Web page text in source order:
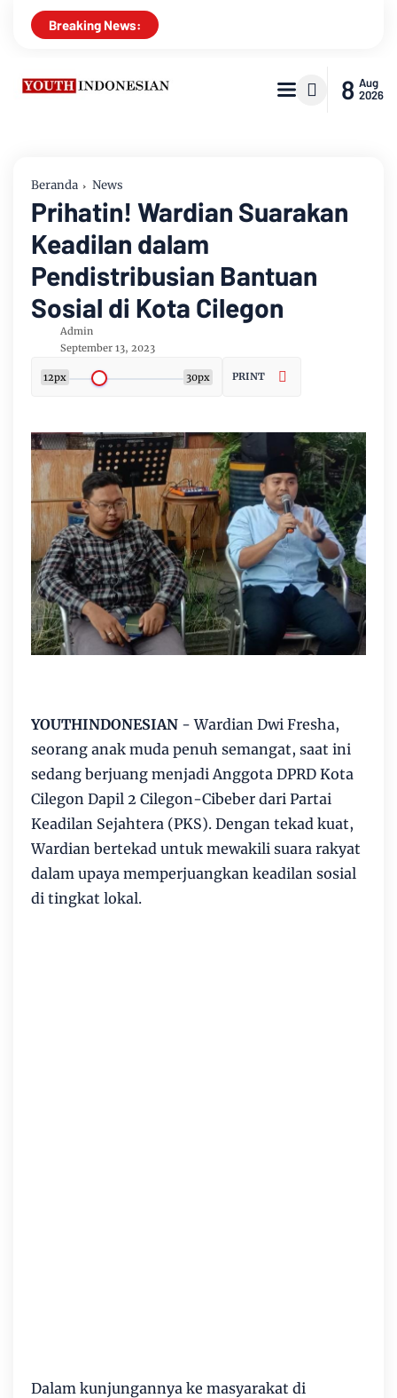
Breaking News:
8 Aug
2026
Beranda News
Prihatin! Wardian Suarakan
Keadilan dalam
Pendistribusian Bantuan
Sosial di Kota Cilegon
Admin
September 13, 2023
12px 30px PRINT
YOUTHINDONESIAN - Wardian Dwi Fresha,
seorang anak muda penuh semangat, saat ini
sedang berjuang menjadi Anggota DPRD Kota
Cilegon Dapil 2 Cilegon-Cibeber dari Partai
Keadilan Sejahtera (PKS). Dengan tekad kuat,
Wardian bertekad untuk mewakili suara rakyat
dalam upaya memperjuangkan keadilan sosial
di tingkat lokal.
Dalam kunjungannya ke masyarakat di